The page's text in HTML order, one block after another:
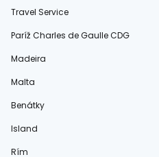
Travel Service
Paríž Charles de Gaulle CDG
Madeira
Malta
Benátky
Island
Rím